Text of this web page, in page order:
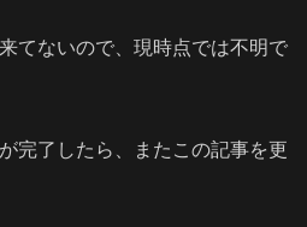
てないので、現時点では不明で
完了したら、またこの記事を更